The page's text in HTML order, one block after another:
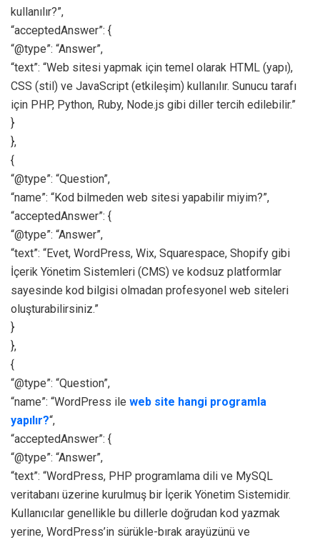
kullanılır?”,
“acceptedAnswer”: {
“@type”: “Answer”,
“text”: “Web sitesi yapmak için temel olarak HTML (yapı),
CSS (stil) ve JavaScript (etkileşim) kullanılır. Sunucu tarafı
için PHP, Python, Ruby, Node.js gibi diller tercih edilebilir.”
}
},
{
“@type”: “Question”,
“name”: “Kod bilmeden web sitesi yapabilir miyim?”,
“acceptedAnswer”: {
“@type”: “Answer”,
“text”: “Evet, WordPress, Wix, Squarespace, Shopify gibi
İçerik Yönetim Sistemleri (CMS) ve kodsuz platformlar
sayesinde kod bilgisi olmadan profesyonel web siteleri
oluşturabilirsiniz.”
}
},
{
“@type”: “Question”,
“name”: “WordPress ile web site hangi programla
yapılır?“,
“acceptedAnswer”: {
“@type”: “Answer”,
“text”: “WordPress, PHP programlama dili ve MySQL
veritabanı üzerine kurulmuş bir İçerik Yönetim Sistemidir.
Kullanıcılar genellikle bu dillerle doğrudan kod yazmak
yerine, WordPress’in sürükle-bırak arayüzünü ve